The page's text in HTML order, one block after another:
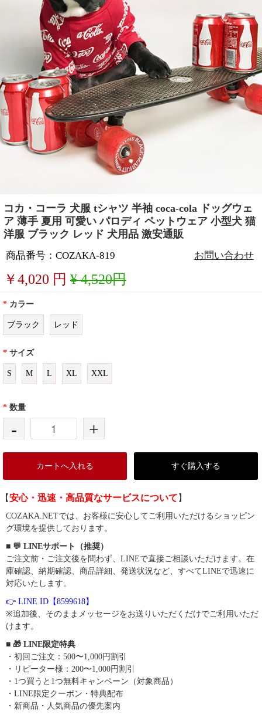
コカ・コーラ 犬服 tシャツ 半袖 coca-cola ドッグウェ
ア 薄手 夏用 可愛い パロディ ペットウェア 小型犬 猫
洋服 ブラック レッド 犬用品 激安通販
商品番号：COZAKA-819 お問い合わせ
￥4,020 円 ¥ 4,520円
* カラー
ブラック レッド
* サイズ
S M L XL XXL
* 数量
- +
カートへ入れる すぐ購入する
【安心・迅速・高品質なサービスについて 】
COZAKA.NETでは、お客様に安心してご利用いただけるショッピン
グ環境を提供しております。
■ 💬 LINEサポート（推奨）
ご注文前・ご注文後を問わず、LINEで直接ご相談いただけます。在
庫確認、納期確認、商品詳細、発送状況など、すべてLINEで迅速に
対応いたします。
👉 LINE ID【8599618】
※追加後、そのままメッセージをお送りいただくだけでご利用いただ
けます。
■ 🎁 LINE限定特典
・初回ご注文：500〜1,000円割引
・リピーター様：200〜1,000円割引
・1つ買うと1つ無料キャンペーン（対象商品）
・LINE限定クーポン・特典配布
・新商品・人気商品の優先案内